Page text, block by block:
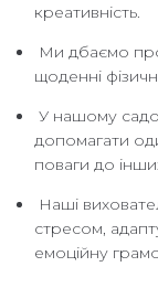
креативність.
Ми дбаємо
щоденні
У нашому
допомагати
поваги до
Наші
стресом,
емоційну